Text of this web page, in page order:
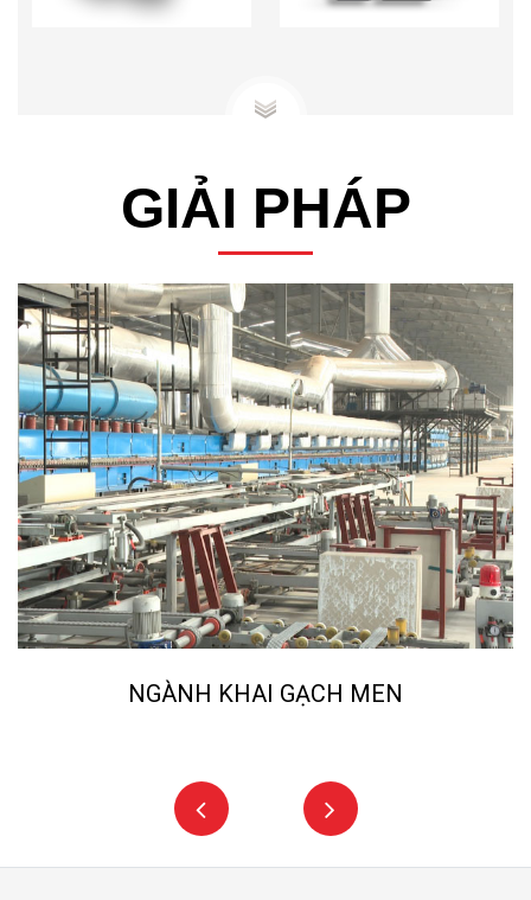
GIẢI PHÁP
NGÀNH KHAI GẠCH MEN